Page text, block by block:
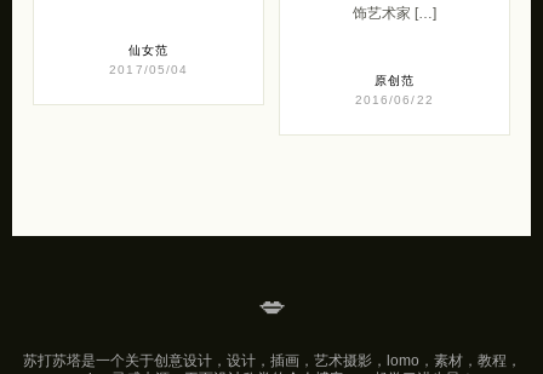
仙女范
2017/05/04
饰艺术家 […]
原创范
2016/06/22
💋
苏打苏塔是一个关于创意设计，设计，插画，艺术摄影，lomo，素材，教程，